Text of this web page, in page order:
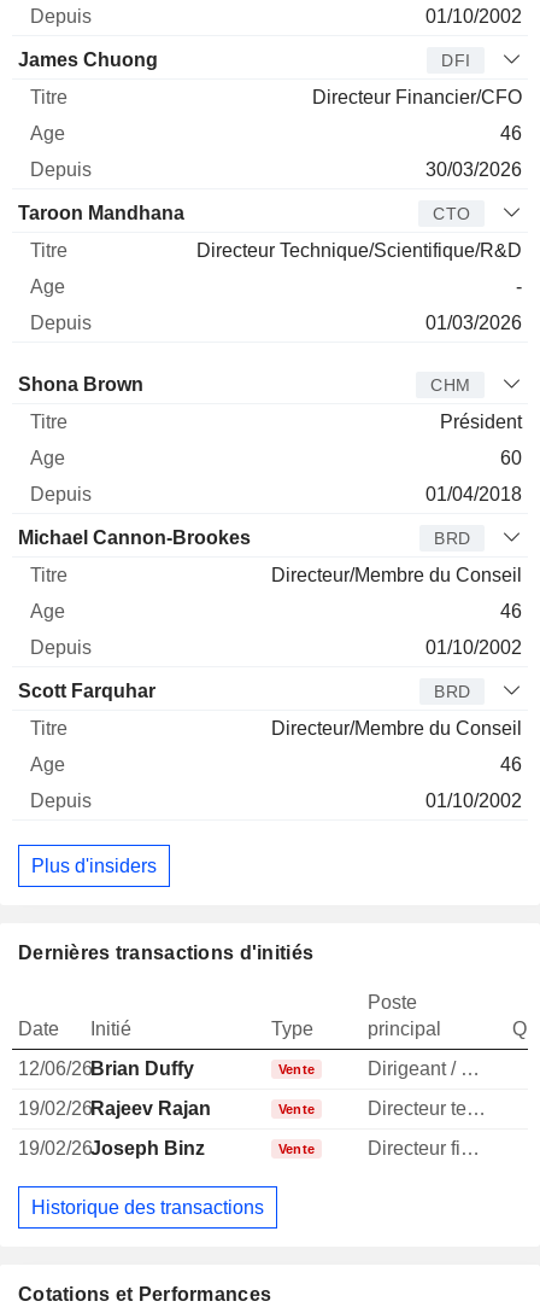
Cotations et Performances
01/10/2002
James Chuong DFI
Directeur Financier/CFO
46
30/03/2026
Taroon Mandhana CTO
Directeur Technique/Scientifique/R&D
-
01/03/2026
Administrateur
Shona Brown CHM
Président
60
01/04/2018
Michael Cannon-Brookes BRD
Directeur/Membre du Conseil
46
01/10/2002
Scott Farquhar BRD
Directeur/Membre du Conseil
46
01/10/2002
Plus d'insiders
Dernières transactions d'initiés
Date Initié Type
Poste
principal
12/06/26Brian Duffy Vente Dirigeant / cadre principal
19/02/26Rajeev Rajan Vente Directeur technique
19/02/26Joseph Binz Vente Directeur financier
Historique des transactions